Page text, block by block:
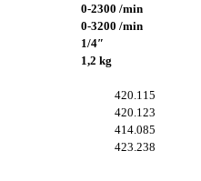
0-2300 /min
0-3200 /min
1/4″
1,2 kg
420.115
420.123
414.085
423.238